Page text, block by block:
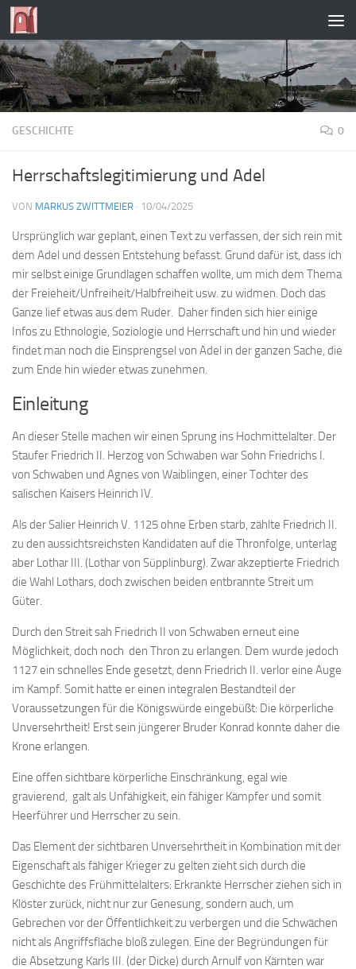
Zum Inhalt springen
GESCHICHTE 0
Herrschaftslegitimierung und Adel
VON MARKUS ZWITTMEIER · 10/04/2025
Ursprünglich war geplant, einen Text zu verfassen, der sich rein mit
dem Adel und dessen Entstehung befasst. Grund dafür ist, dass ich
mir selbst einige Grundlagen schaffen wollte, um mich dem Thema
der Freieheit/Unfreiheit/Halbfreiheit usw. zu widmen. Doch das
Ganze lief etwas aus dem Ruder. Daher finden sich hier einige
Infos zu Ethnologie, Soziologie und Herrschaft und hin und wieder
findet man noch die Einsprengsel von Adel in der ganzen Sache, die
zum Ende hin wieder etwas zunehmen.
Einleitung
An dieser Stelle machen wir einen Sprung ins Hochmittelalter. Der
Staufer Friedrich II. Herzog von Schwaben war Sohn Friedrichs I.
von Schwaben und Agnes von Waiblingen, einer Tochter des
salischen Kaisers Heinrich IV.
Als der Salier Heinrich V. 1125 ohne Erben starb, zählte Friedrich II.
zu den aussichtsreichsten Kandidaten auf die Thronfolge, unterlag
aber Lothar III. (Lothar von Süpplinburg). Zwar akzeptierte Friedrich
die Wahl Lothars, doch zwischen beiden entbrannte Streit um
Güter.
Durch den Streit sah Friedrich II von Schwaben erneut eine
Möglichkeit, doch noch den Thron zu erlangen. Dem wurde jedoch
1127 ein schnelles Ende gesetzt, denn Friedrich II. verlor eine Auge
im Kampf. Somit hatte er einen integralen Bestandteil der
Voraussetzungen für die Königswürde eingebüßt: Die körperliche
Unversehrtheit! Erst sein jüngerer Bruder Konrad konnte daher die
Krone erlangen.
Eine offen sichtbare körperliche Einschränkung, egal wie
gravierend, galt als Unfähigkeit, ein fähiger Kämpfer und somit
Heerführer und Herrscher zu sein.
Das Element der sichtbaren Unversehrtheit in Kombination mit der
Eigenschaft als fähiger Krieger zu gelten zieht sich durch die
Geschichte des Frühmittelalters: Erkrankte Herrscher ziehen sich in
Klöster zurück, nicht nur zur Genesung, sondern auch, um
Gebrechen vor der Öffentlichkeit zu verbergen und die Schwächen
nicht als Angriffsfläche bloß zulegen. Eine der Begründungen für
die Absetzung Karls III. (der Dicke) durch Arnulf von Kärnten war